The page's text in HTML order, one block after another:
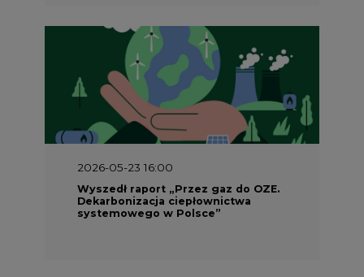
2026-05-23 16:00
Wyszedł raport „Przez gaz do OZE.
Dekarbonizacja ciepłownictwa
systemowego w Polsce”